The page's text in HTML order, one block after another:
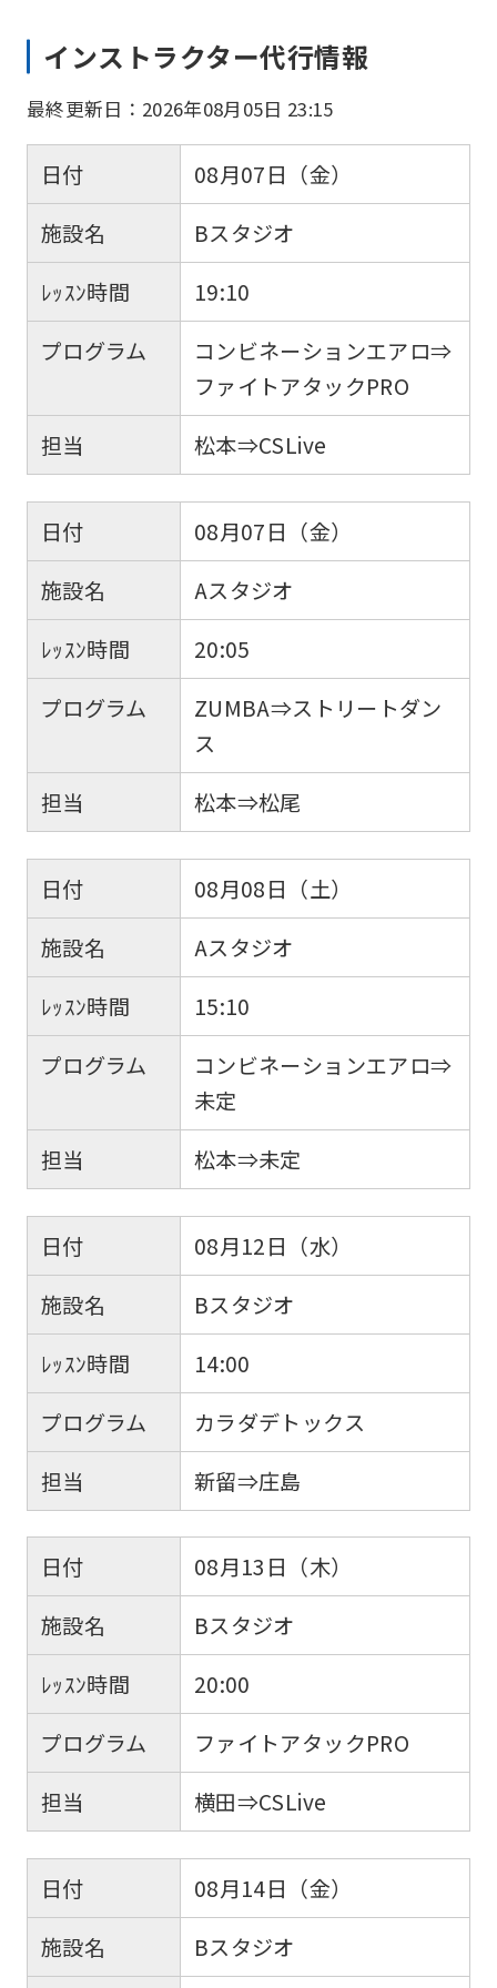
インストラクター代行情報
最終更新日：2026年08月05日 23:15
日付
08月07日（金）
施設名
Bスタジオ
ﾚｯｽﾝ時間
19:10
プログラム
コンビネーションエアロ⇒
ファイトアタックPRO
担当
松本⇒CSLive
日付
08月07日（金）
施設名
Aスタジオ
ﾚｯｽﾝ時間
20:05
プログラム
ZUMBA⇒ストリートダン
ス
担当
松本⇒松尾
日付
08月08日（土）
施設名
Aスタジオ
ﾚｯｽﾝ時間
15:10
プログラム
コンビネーションエアロ⇒
未定
担当
松本⇒未定
日付
08月12日（水）
施設名
Bスタジオ
ﾚｯｽﾝ時間
14:00
プログラム
カラダデトックス
担当
新留⇒庄島
日付
08月13日（木）
施設名
Bスタジオ
ﾚｯｽﾝ時間
20:00
プログラム
ファイトアタックPRO
担当
横田⇒CSLive
日付
08月14日（金）
施設名
Bスタジオ